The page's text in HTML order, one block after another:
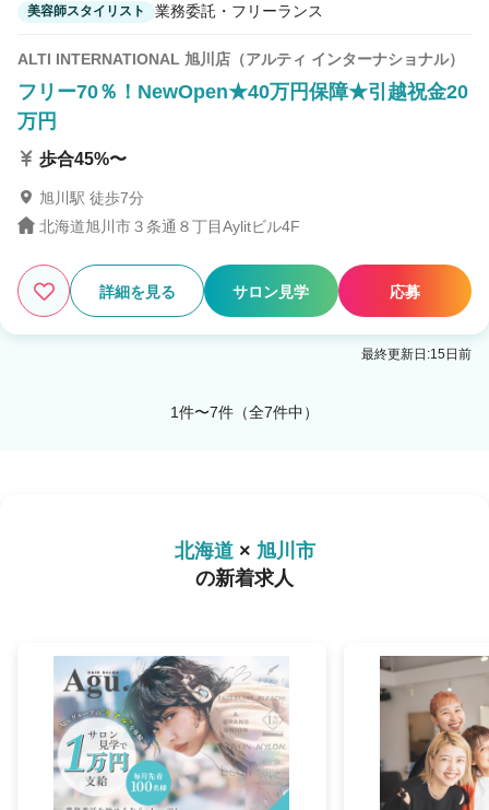
美容師スタイリスト 業務委託・フリーランス
ALTI INTERNATIONAL 旭川店（アルティ インターナショナル）
フリー70％！NewOpen★40万円保障★引越祝金20
万円
歩合45%〜
旭川駅 徒歩7分
北海道旭川市３条通８丁目Aylitビル4F
詳細を見る サロン見学 応募
最終更新日:15日前
1件〜7件（全7件中）
北海道× 旭川市
の新着求人